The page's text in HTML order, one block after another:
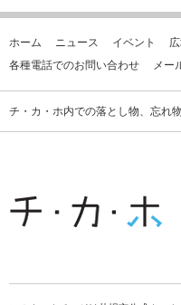
ホーム ニュース イベント
各種電話でのお問い合わせ
メー
チ・カ・ホ内での落とし物、忘れ